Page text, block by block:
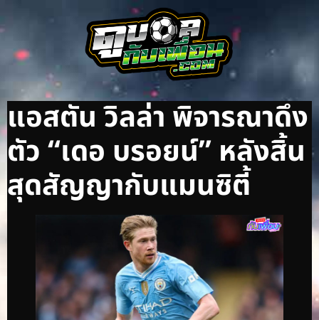
แอสตัน วิลล่า พิจารณาดึง
ตัว “เดอ บรอยน์” หลังสิ้น
สุดสัญญากับแมนซิตี้